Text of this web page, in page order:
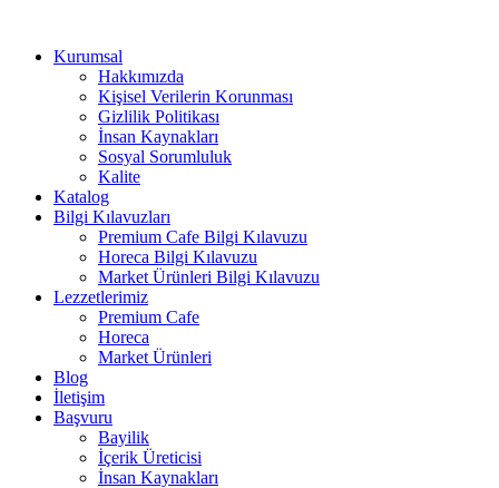
Kurumsal
Hakkımızda
Kişisel Verilerin Korunması
Gizlilik Politikası
İnsan Kaynakları
Sosyal Sorumluluk
Kalite
Katalog
Bilgi Kılavuzları
Premium Cafe Bilgi Kılavuzu
Horeca Bilgi Kılavuzu
Market Ürünleri Bilgi Kılavuzu
Lezzetlerimiz
Premium Cafe
Horeca
Market Ürünleri
Blog
İletişim
Başvuru
Bayilik
İçerik Üreticisi
İnsan Kaynakları